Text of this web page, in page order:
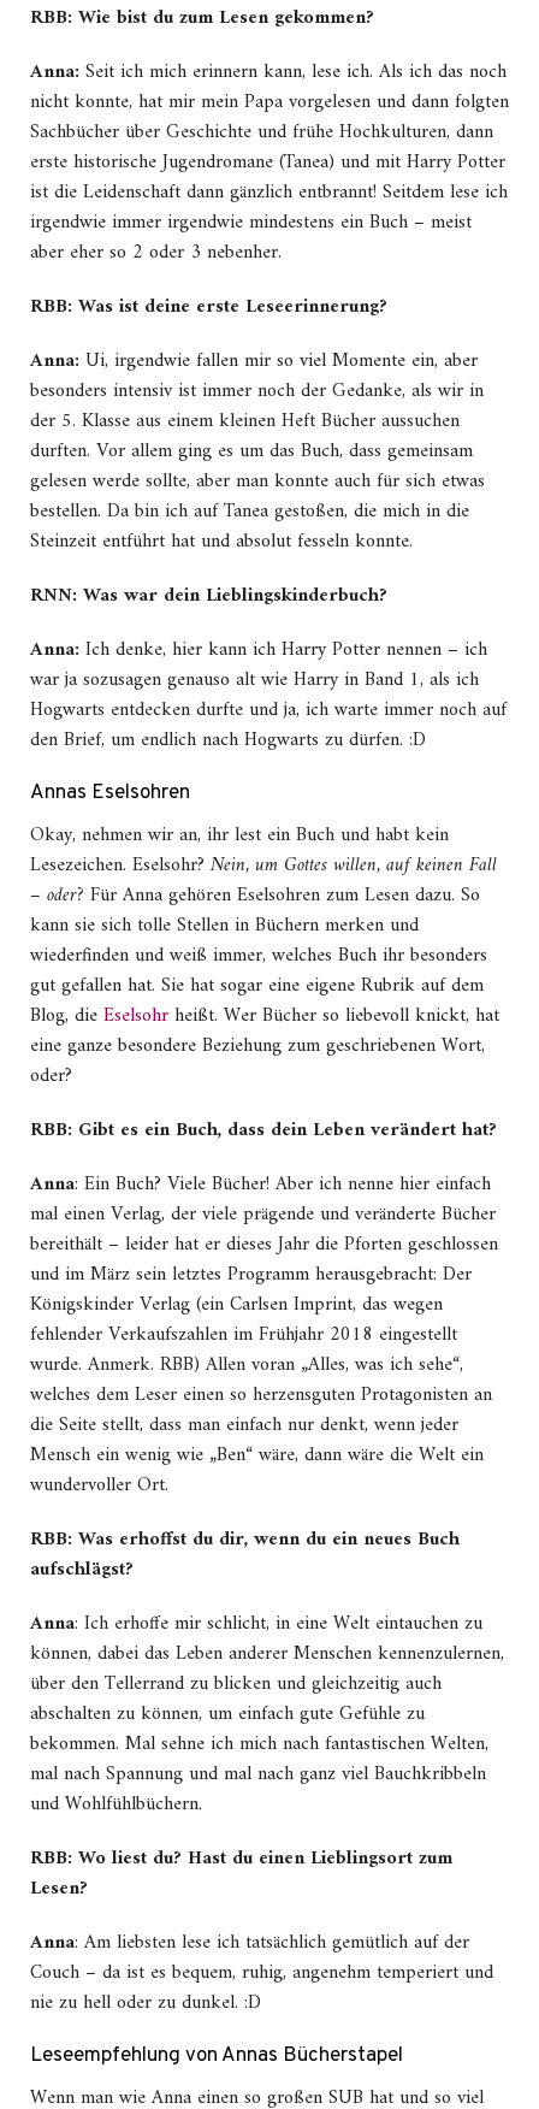
RBB: Wie bist du zum Lesen gekommen?
Anna: Seit ich mich erinnern kann, lese ich. Als ich das noch
nicht konnte, hat mir mein Papa vorgelesen und dann folgten
Sachbücher über Geschichte und frühe Hochkulturen, dann
erste historische Jugendromane (Tanea) und mit Harry Potter
ist die Leidenschaft dann gänzlich entbrannt! Seitdem lese ich
irgendwie immer irgendwie mindestens ein Buch – meist
aber eher so 2 oder 3 nebenher.
RBB: Was ist deine erste Leseerinnerung?
Anna: Ui, irgendwie fallen mir so viel Momente ein, aber
besonders intensiv ist immer noch der Gedanke, als wir in
der 5. Klasse aus einem kleinen Heft Bücher aussuchen
durften. Vor allem ging es um das Buch, dass gemeinsam
gelesen werde sollte, aber man konnte auch für sich etwas
bestellen. Da bin ich auf Tanea gestoßen, die mich in die
Steinzeit entführt hat und absolut fesseln konnte.
RNN: Was war dein Lieblingskinderbuch?
Anna: Ich denke, hier kann ich Harry Potter nennen – ich
war ja sozusagen genauso alt wie Harry in Band 1, als ich
Hogwarts entdecken durfte und ja, ich warte immer noch auf
den Brief, um endlich nach Hogwarts zu dürfen. :D
Annas Eselsohren
Okay, nehmen wir an, ihr lest ein Buch und habt kein
Lesezeichen. Eselsohr? Nein, um Gottes willen, auf keinen Fall
– oder? Für Anna gehören Eselsohren zum Lesen dazu. So
kann sie sich tolle Stellen in Büchern merken und
wiederfinden und weiß immer, welches Buch ihr besonders
gut gefallen hat. Sie hat sogar eine eigene Rubrik auf dem
Blog, dieEselsohrheißt. Wer Bücher so liebevoll knickt, hat
eine ganze besondere Beziehung zum geschriebenen Wort,
oder?
RBB: Gibt es ein Buch, dass dein Leben verändert hat?
Anna: Ein Buch? Viele Bücher! Aber ich nenne hier einfach
mal einen Verlag, der viele prägende und veränderte Bücher
bereithält – leider hat er dieses Jahr die Pforten geschlossen
und im März sein letztes Programm herausgebracht: Der
Königskinder Verlag (ein Carlsen Imprint, das wegen
fehlender Verkaufszahlen im Frühjahr 2018 eingestellt
wurde. Anmerk. RBB) Allen voran „Alles, was ich sehe“,
welches dem Leser einen so herzensguten Protagonisten an
die Seite stellt, dass man einfach nur denkt, wenn jeder
Mensch ein wenig wie „Ben“ wäre, dann wäre die Welt ein
wundervoller Ort.
RBB: Was erhoffst du dir, wenn du ein neues Buch
aufschlägst?
Anna: Ich erhoffe mir schlicht, in eine Welt eintauchen zu
können, dabei das Leben anderer Menschen kennenzulernen,
über den Tellerrand zu blicken und gleichzeitig auch
abschalten zu können, um einfach gute Gefühle zu
bekommen. Mal sehne ich mich nach fantastischen Welten,
mal nach Spannung und mal nach ganz viel Bauchkribbeln
und Wohlfühlbüchern.
RBB: Wo liest du? Hast du einen Lieblingsort zum
Lesen?
Anna: Am liebsten lese ich tatsächlich gemütlich auf der
Couch – da ist es bequem, ruhig, angenehm temperiert und
nie zu hell oder zu dunkel. :D
Leseempfehlung von Annas Bücherstapel
Wenn man wie Anna einen so großen SUB hat und so viel